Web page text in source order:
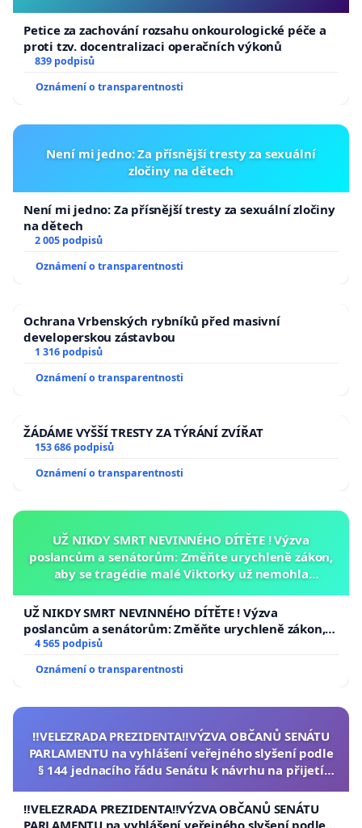
Petice za zachování rozsahu onkourologické péče a
proti tzv. docentralizaci operačních výkonů
839 podpisů
Oznámení o transparentnosti
Není mi jedno: Za přísnější tresty za sexuální
zločiny na dětech
Není mi jedno: Za přísnější tresty za sexuální zločiny
na dětech
2 005 podpisů
Oznámení o transparentnosti
Ochrana Vrbenských rybníků před masivní
developerskou zástavbou
1 316 podpisů
Oznámení o transparentnosti
ŽÁDÁME VYŠŠÍ TRESTY ZA TÝRÁNÍ ZVÍŘAT
153 686 podpisů
Oznámení o transparentnosti
UŽ NIKDY SMRT NEVINNÉHO DÍTĚTE ! Výzva
poslancům a senátorům: Změňte urychleně zákon,
aby se tragédie malé Viktorky už nemohla
UŽ NIKDY SMRT NEVINNÉHO DÍTĚTE ! Výzva
poslancům a senátorům: Změňte urychleně zákon,
aby se tragédie malé Viktorky už nemohla opakovat!
4 565 podpisů
Oznámení o transparentnosti
‼️VELEZRADA PREZIDENTA‼️VÝZVA OBČANŮ SENÁTU
PARLAMENTU na vyhlášení veřejného slyšení podle
§ 144 jednacího řádu Senátu k návrhu na přijetí
republiky
‼️VELEZRADA PREZIDENTA‼️VÝZVA OBČANŮ SENÁTU
PARLAMENTU na vyhlášení veřejného slyšení podle §